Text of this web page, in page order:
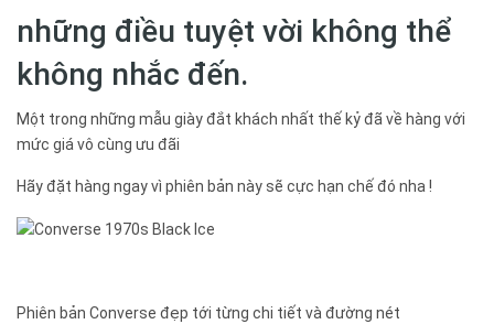
những điều tuyệt vời không thể
không nhắc đến.
Một trong những mẫu giày đắt khách nhất thế kỷ đã về hàng với
mức giá vô cùng ưu đãi
Hãy đặt hàng ngay vì phiên bản này sẽ cực hạn chế đó nha !
Phiên bản Converse đẹp tới từng chi tiết và đường nét